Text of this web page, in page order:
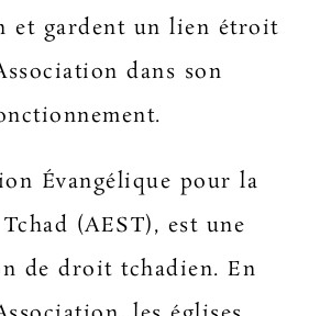
et gardent un lien étroit
dans son
Évangélique pour la
(AEST), est une
de droit tchadien. En